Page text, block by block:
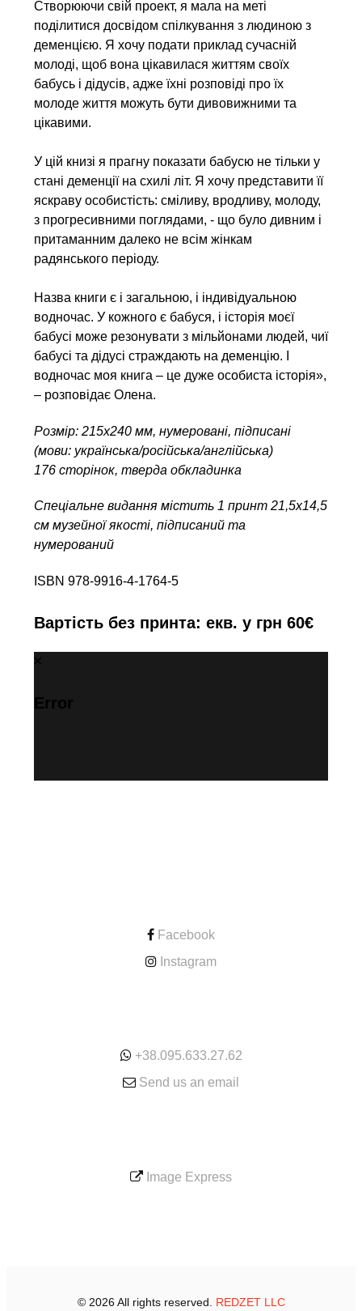
Створюючи свій проект, я мала на меті
поділитися досвідом спілкування з людиною з
деменцією. Я хочу подати приклад сучасній
молоді, щоб вона цікавилася життям своїх
бабусь і дідусів, адже їхні розповіді про їх
молоде життя можуть бути дивовижними та
цікавими.
У цій книзі я прагну показати бабусю не тільки у
стані деменції на схилі літ. Я хочу представити її
яскраву особистість: сміливу, вродливу, молоду,
з прогресивними поглядами, - що було дивним і
притаманним далеко не всім жінкам
радянського періоду.
Назва книги є і загальною, і індивідуальною
водночас. У кожного є бабуся, і історія моєї
бабусі може резонувати з мільйонами людей, чиї
бабусі та дідусі страждають на деменцію. І
водночас моя книга – це дуже особиста історія»,
– розповідає Олена.
Розмір: 215x240 мм, нумеровані, підписані
(мови: українська/російська/англійська)
176 сторінок, тверда обкладинка
Спеціальне видання містить 1 принт 21,5х14,5
см музейної якості, підписаний та
нумерований
ISBN 978-9916-4-1764-5
Вартість без принта: екв. у грн 60€
Error
Facebook
Instagram
+38.095.633.27.62
Send us an email
Image Express
© 2026 All rights reserved. REDZET LLC